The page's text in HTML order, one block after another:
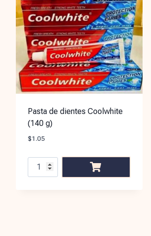
Pasta de dientes Coolwhite
(140 g)
$1.05